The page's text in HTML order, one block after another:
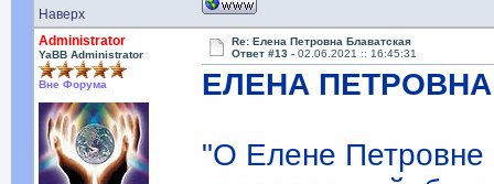
Наверх
Administrator
YaBB Administrator
Вне Форума
Re: Елена Петровна Блаватская
Ответ #13 -02.06.2021 :: 16:45:31
ЕЛЕНА
"О Елене Петровне